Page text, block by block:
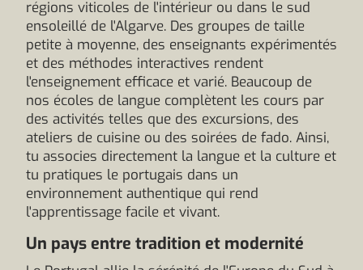
régions viticoles de l'intérieur ou dans le sud
ensoleillé de l'Algarve. Des groupes de taille
petite à moyenne, des enseignants expérimentés
et des méthodes interactives rendent
l'enseignement efficace et varié. Beaucoup de
nos écoles de langue complètent les cours par
des activités telles que des excursions, des
ateliers de cuisine ou des soirées de fado. Ainsi,
tu associes directement la langue et la culture et
tu pratiques le portugais dans un
environnement authentique qui rend
l'apprentissage facile et vivant.
Un pays entre tradition et modernité